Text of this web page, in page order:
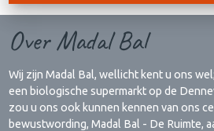
Over Madal Bal
Wij zijn Madal Bal, wellicht kent u ons
een biologische supermarkt op de
zou u ons ook kunnen kennen van ons
bewustwording, Madal Bal - De Ruimte,